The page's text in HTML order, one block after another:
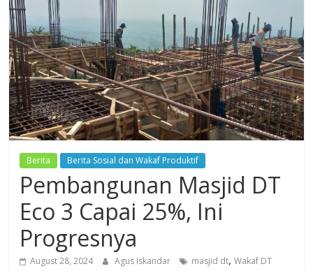
Dzikir,
Fikir,
Ikhtiar
Berita Berita Sosial dan Wakaf Produktif
Pembangunan Masjid DT
Eco 3 Capai 25%, Ini
Progresnya
August 28, 2024 Agus Iskandar masjid dt,Wakaf DT